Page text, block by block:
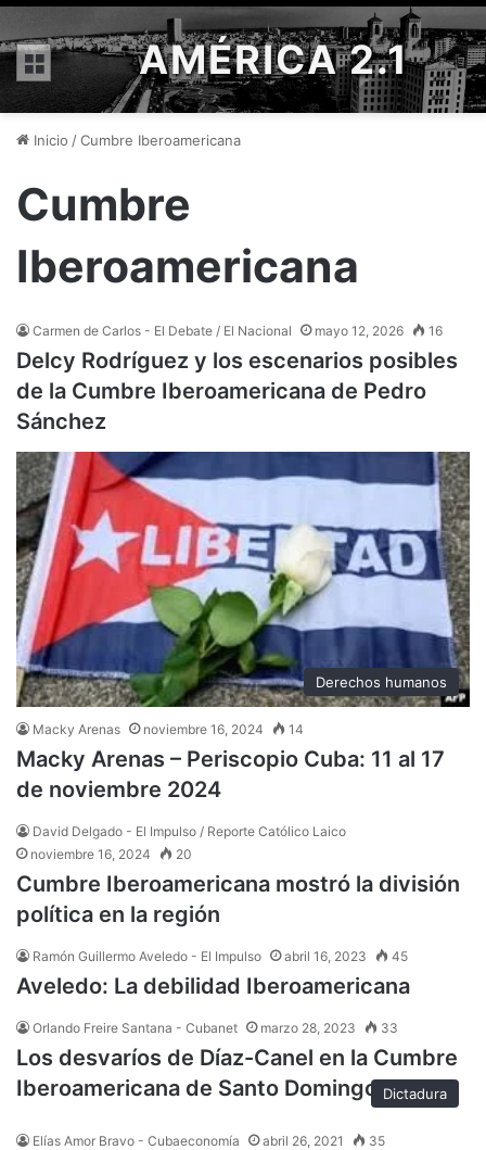
Menú AMÉRICA 2.1
Inicio /Cumbre Iberoamericana
Cumbre
Iberoamericana
Carmen de Carlos - El Debate / El Nacional mayo 12, 2026 16
Delcy Rodríguez y los escenarios posibles
de la Cumbre Iberoamericana de Pedro
Sánchez
Derechos humanos
Macky Arenas noviembre 16, 2024 14
Macky Arenas – Periscopio Cuba: 11 al 17
de noviembre 2024
David Delgado - El Impulso / Reporte Católico Laico
noviembre 16, 2024
20
Cumbre Iberoamericana mostró la división
política en la región
Ramón Guillermo Aveledo - El Impulso abril 16, 2023 45
Aveledo: La debilidad Iberoamericana
Orlando Freire Santana - Cubanet marzo 28, 2023 33
Los desvaríos de Díaz-Canel en la Cumbre
Iberoamericana de Santo Domingo Dictadura
Elías Amor Bravo - Cubaeconomía abril 26, 2021 35